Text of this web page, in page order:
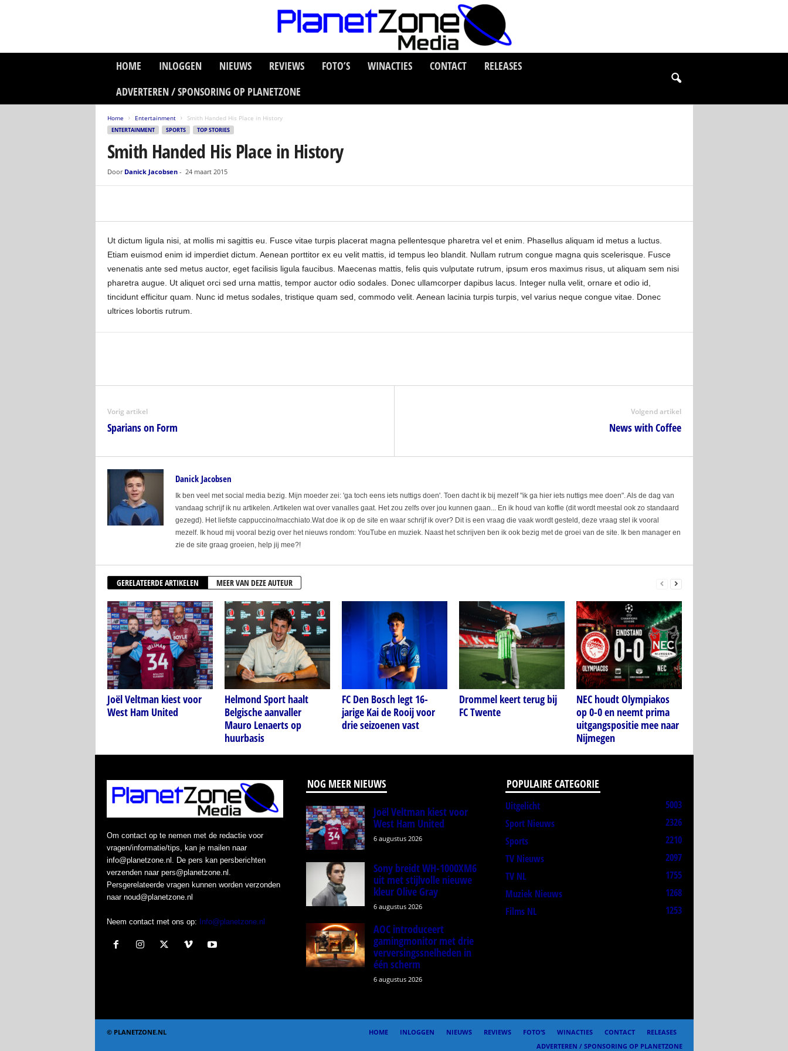
HOME INLOGGEN NIEUWS REVIEWS FOTO’S WINACTIES CONTACT
RELEASES
ADVERTEREN / SPONSORING OP PLANETZONE
Home Entertainment Smith Handed His Place in History
ENTERTAINMENT SPORTS TOP STORIES
Smith Handed His Place in History
Door Danick Jacobsen- 24 maart 2015
Ut dictum ligula nisi, at mollis mi sagittis eu. Fusce vitae turpis placerat magna pellentesque pharetra vel et enim. Phasellus aliquam id metus a luctus.
Etiam euismod enim id imperdiet dictum. Aenean porttitor ex eu velit mattis, id tempus leo blandit. Nullam rutrum congue magna quis scelerisque. Fusce
venenatis ante sed metus auctor, eget facilisis ligula faucibus. Maecenas mattis, felis quis vulputate rutrum, ipsum eros maximus risus, ut aliquam sem nisi
pharetra augue. Ut aliquet orci sed urna mattis, tempor auctor odio sodales. Donec ullamcorper dapibus lacus. Integer nulla velit, ornare et odio id,
tincidunt efficitur quam. Nunc id metus sodales, tristique quam sed, commodo velit. Aenean lacinia turpis turpis, vel varius neque congue vitae. Donec
ultrices lobortis rutrum.
Vorig artikel
Sparians on Form
Volgend artikel
News with Coffee
Danick Jacobsen
Ik ben veel met social media bezig. Mijn moeder zei: 'ga toch eens iets nuttigs doen'. Toen dacht ik bij mezelf "ik ga hier iets nuttigs mee doen". Als de dag van
vandaag schrijf ik nu artikelen. Artikelen wat over vanalles gaat. Het zou zelfs over jou kunnen gaan... En ik houd van koffie (dit wordt meestal ook zo standaard
gezegd). Het liefste cappuccino/macchiato.Wat doe ik op de site en waar schrijf ik over? Dit is een vraag die vaak wordt gesteld, deze vraag stel ik vooral
mezelf. Ik houd mij vooral bezig over het nieuws rondom: YouTube en muziek. Naast het schrijven ben ik ook bezig met de groei van de site. Ik ben manager en
zie de site graag groeien, help jij mee?!
GERELATEERDE ARTIKELEN MEER VAN DEZE AUTEUR
Joël Veltman kiest voor
West Ham United
Helmond Sport haalt
Belgische aanvaller
Mauro Lenaerts op
huurbasis
FC Den Bosch legt 16-
jarige Kai de Rooij voor
drie seizoenen vast
Drommel keert terug bij
FC Twente
NEC houdt Olympiakos
op 0-0 en neemt prima
uitgangspositie mee naar
Nijmegen
Om contact op te nemen met de redactie voor
vragen/informatie/tips, kan je mailen naar
info@planetzone.nl. De pers kan persberichten
verzenden naar pers@planetzone.nl.
Persgerelateerde vragen kunnen worden verzonden
naar noud@planetzone.nl
Neem contact met ons op: Info@planetzone.nl
NOG MEER NIEUWS
Joël Veltman kiest voor
West Ham United
6 augustus 2026
Sony breidt WH-1000XM6
uit met stijlvolle nieuwe
kleur Olive Gray
6 augustus 2026
AOC introduceert
gamingmonitor met drie
verversingssnelheden in
één scherm
6 augustus 2026
POPULAIRE CATEGORIE
Uitgelicht
5003
Sport Nieuws
2326
Sports
2210
TV Nieuws
2097
TV NL
1755
Muziek Nieuws
1268
Films NL
1253
HOME INLOGGEN NIEUWS REVIEWS FOTO’S WINACTIES CONTACT
RELEASES
ADVERTEREN / SPONSORING OP PLANETZONE
© PLANETZONE.NL